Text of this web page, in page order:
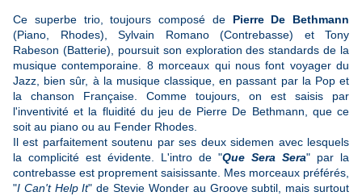
Ce superbe trio, toujours composé de Pierre De Bethmann
(Piano, Rhodes), Sylvain Romano (Contrebasse) et Tony
Rabeson (Batterie), poursuit son exploration des standards de la
musique contemporaine. 8 morceaux qui nous font voyager du
Jazz, bien sûr, à la musique classique, en passant par la Pop et
la chanson Française. Comme toujours, on est saisis par
l'inventivité et la fluidité du jeu de Pierre De Bethmann, que ce
soit au piano ou au Fender Rhodes.
Il est parfaitement soutenu par ses deux sidemen avec lesquels
la complicité est évidente. L'intro de "Que Sera Sera" par la
contrebasse est proprement saisissante. Mes morceaux préférés,
"I Can't Help It" de Stevie Wonder au Groove subtil, mais surtout